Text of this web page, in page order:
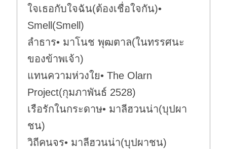
ใจเธอกับใจฉัน(ต้องเชื่อใจกัน)•
Smell(Smell)
ลำธาร• มาโนช พุฒตาล(ในทรรศนะ
ของข้าพเจ้า)
แทนความห่วงใย• The Olarn
Project(กุมภาพันธ์ 2528)
เรือรักในกระดาษ• มาลีฮวนน่า(บุปผา
ชน)
วิถีคนจร• มาลีฮวนน่า(บุปผาชน)